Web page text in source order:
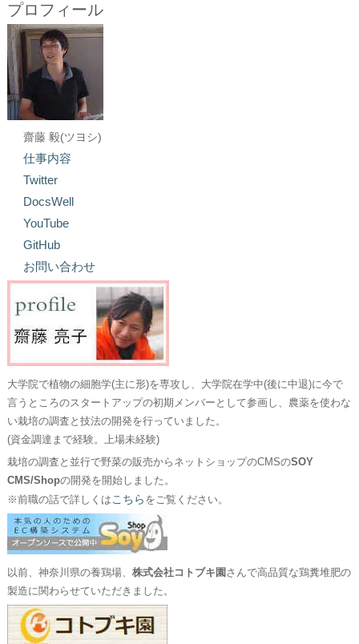
プロフィール
齋藤 毅(ツヨシ)
仕事内容
Twitter
DocsWell
YouTube
GitHub
お問い合わせ
大学院で植物の細胞学(主に形)を専攻し、大学院在学中(後に中退)に今で
言うところのスタートアップの初期メンバーとして参画し、農薬を使わな
い栽培の調査と技法の開発を行っていました。
(資金調達まで経験。上場未経験)
栽培の調査と並行で野菜の販売からネットショップのCMSのSOY
CMS/Shopの開発を開始しました。
※前職の話で詳しくは こちら をご覧ください。
以前、神奈川県の養鶏場、 株式会社コトブキ園 さんで高品質な鶏糞堆肥の
製造に関わらせていただきました。